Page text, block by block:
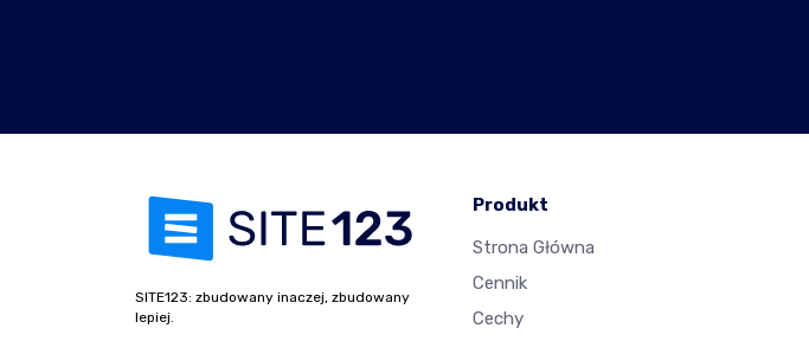
SITE123: zbudowany inaczej, zbudowany
lepiej.
Produkt
Strona Główna
Cennik
Cechy